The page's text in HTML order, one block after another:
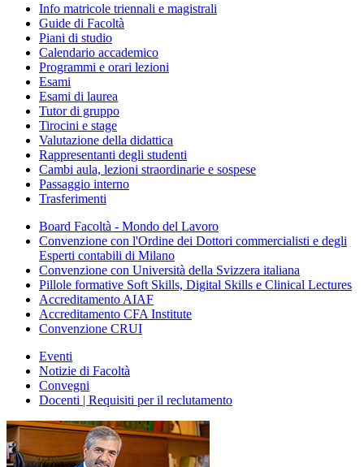
Info matricole triennali e magistrali
Guide di Facoltà
Piani di studio
Calendario accademico
Programmi e orari lezioni
Esami
Esami di laurea
Tutor di gruppo
Tirocini e stage
Valutazione della didattica
Rappresentanti degli studenti
Cambi aula, lezioni straordinarie e sospese
Passaggio interno
Trasferimenti
Board Facoltà - Mondo del Lavoro
Convenzione con l'Ordine dei Dottori commercialisti e degli
Esperti contabili di Milano
Convenzione con Università della Svizzera italiana
Pillole formative Soft Skills, Digital Skills e Clinical Lectures
Accreditamento AIAF
Accreditamento CFA Institute
Convenzione CRUI
Eventi
Notizie di Facoltà
Convegni
Docenti | Requisiti per il reclutamento